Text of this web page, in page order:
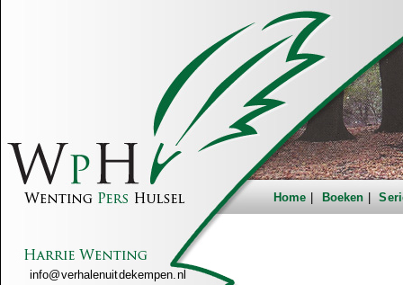
Home Boeken
info@verhalenuitdekempen.nl